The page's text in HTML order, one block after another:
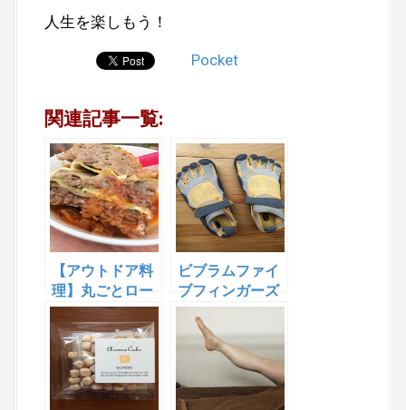
人生を楽しもう！
Pocket
関連記事一覧:
【アウトドア料
理】丸ごとロー
ルキャベツ
ビブラムファイ
ブフィンガーズ
で肩こりは改善
するのか？